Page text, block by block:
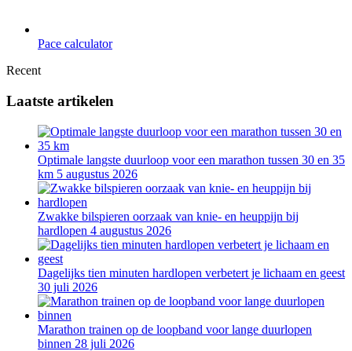
Pace calculator
Recent
Laatste artikelen
Optimale langste duurloop voor een marathon tussen 30 en 35
km 5 augustus 2026
Zwakke bilspieren oorzaak van knie- en heuppijn bij
hardlopen 4 augustus 2026
Dagelijks tien minuten hardlopen verbetert je lichaam en geest
30 juli 2026
Marathon trainen op de loopband voor lange duurlopen
binnen 28 juli 2026